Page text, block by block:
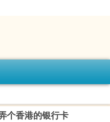
个香港的银行卡